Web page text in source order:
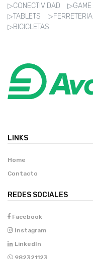
▷CONECTIVIDAD
▷GAME
▷TABLETS
▷FERRETERIA
▷BICICLETAS
LINKS
Home
Contacto
REDES SOCIALES
Facebook
Instagram
LinkedIn
982321123